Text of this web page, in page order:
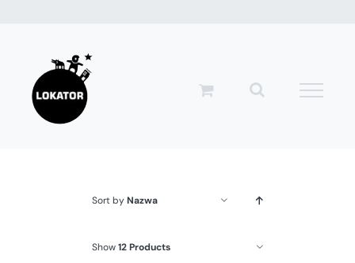
zawartości
Sort byNazwa
Show12 Products